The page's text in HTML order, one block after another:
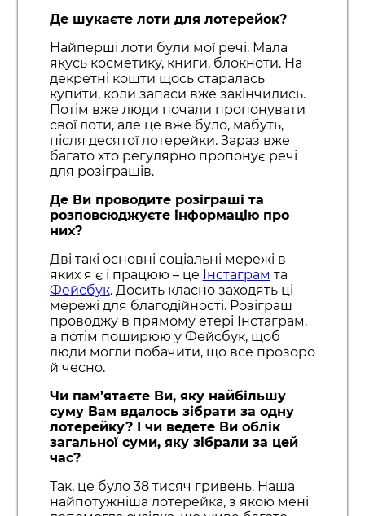
Де шукаєте лоти для лотерейок?
Найперші лоти були мої речі. Мала
якусь косметику, книги, блокноти. На
декретні кошти щось старалась
купити, коли запаси вже закінчились.
Потім вже люди почали пропонувати
свої лоти, але це вже було, мабуть,
після десятої лотерейки. Зараз вже
багато хто регулярно пропонує речі
для розіграшів.
Де Ви проводите розіграші та
розповсюджуєте інформацію про
них?
Дві такі основні соціальні мережі в
яких я є і працюю – це Інстаграм та
Фейсбук. Досить класно заходять ці
мережі для благодійності. Розіграш
проводжу в прямому етері Інстаграм,
а потім поширюю у Фейсбук, щоб
люди могли побачити, що все прозоро
й чесно.
Чи пам’ятаєте Ви, яку найбільшу
суму Вам вдалось зібрати за одну
лотерейку? І чи ведете Ви облік
загальної суми, яку зібрали за цей
час?
Так, це було 38 тисяч гривень. Наша
найпотужніша лотерейка, з якою мені